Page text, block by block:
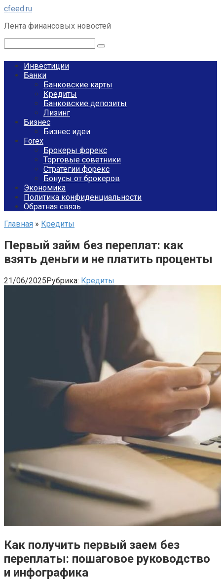
Перейти
контенту
cfeed.ru
Лента финансовых новостей
Инвестиции
Банки
Банковские карты
Кредиты
Банковские депозиты
Лизинг
Бизнес
Бизнес идеи
Forex
Брокеры форекс
Торговые советники
Стратегии форекс
Бонусы от брокеров
Экономика
Политика конфиденциальности
Обратная связь
Главная » Кредиты
Первый займ без переплат: как
взять деньги и не платить проценты
21/06/2025Рубрика: Кредиты
Как получить первый заем без
переплаты: пошаговое руководство
и инфографика